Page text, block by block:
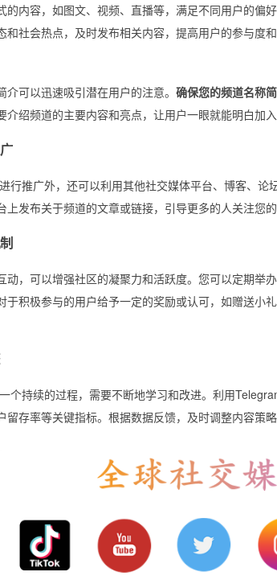
的内容，如图文、视频、直播等，满足不同用户的偏好
和社会热点，及时发布相关内容，提高用户的参与度和
可以迅速吸引潜在用户的注意。 确保您的频道名称
介绍频道的主要内容和亮点，让用户一眼就能明白加入
行推广外，还可以利用其他社交媒体平台、博客、
上发布关于频道的文章或链接，引导更多的人关注您的
动，可以增强社区的凝聚力和活跃度。您可以定期举
于积极参与的用户给予一定的奖励或认可，如赠送小
个持续的过程，需要不断地学习和改进。利用
留存率等关键指标。根据数据反馈，及时调整内容策